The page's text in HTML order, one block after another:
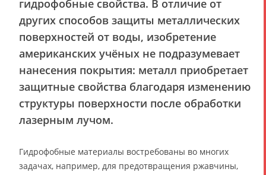
гидрофобные свойства. В отличие от
других способов защиты металлических
поверхностей от воды, изобретение
американских учёных не подразумевает
нанесения покрытия: металл приобретает
защитные свойства благодаря изменению
структуры поверхности после обработки
лазерным лучом.
Гидрофобные материалы востребованы во многих
задачах, например, для предотвращения ржавчины,